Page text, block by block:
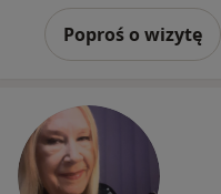
Poproś o wizytę